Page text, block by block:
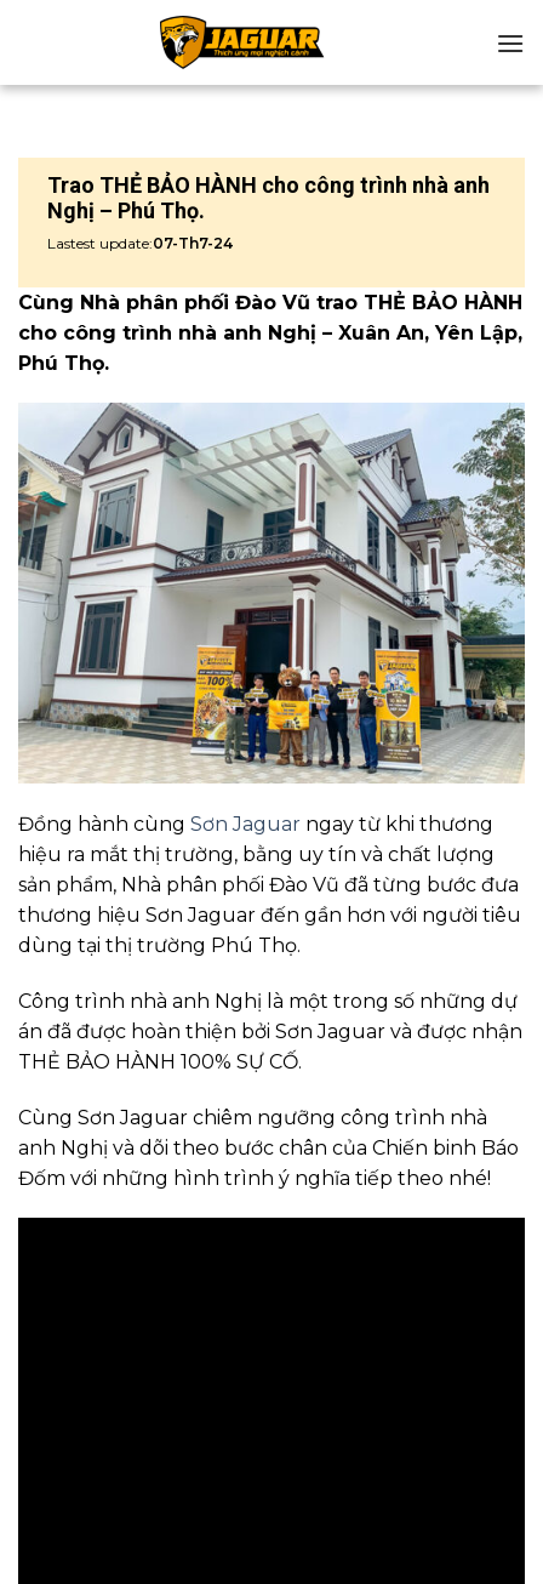
Trao THẺ BẢO HÀNH cho công trình nhà anh
Nghị – Phú Thọ.
Lastest update:07-Th7-24
Cùng Nhà phân phối Đào Vũ trao THẺ BẢO HÀNH
cho công trình nhà anh Nghị – Xuân An, Yên Lập,
Phú Thọ.
Đồng hành cùng Sơn Jaguar ngay từ khi thương
hiệu ra mắt thị trường, bằng uy tín và chất lượng
sản phẩm, Nhà phân phối Đào Vũ đã từng bước đưa
thương hiệu Sơn Jaguar đến gần hơn với người tiêu
dùng tại thị trường Phú Thọ.
Công trình nhà anh Nghị là một trong số những dự
án đã được hoàn thiện bởi Sơn Jaguar và được nhận
THẺ BẢO HÀNH 100% SỰ CỐ.
Cùng Sơn Jaguar chiêm ngưỡng công trình nhà
anh Nghị và dõi theo bước chân của Chiến binh Báo
Đốm với những hình trình ý nghĩa tiếp theo nhé!